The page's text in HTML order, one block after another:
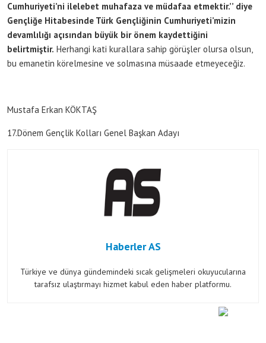
Cumhuriyeti’ni ilelebet muhafaza ve müdafaa etmektir.’’ diye
Gençliğe Hitabesinde Türk Gençliğinin Cumhuriyeti’mizin
devamlılığı açısından büyük bir önem kaydettiğini
belirtmiştir. Herhangi kati kurallara sahip görüşler olursa olsun,
bu emanetin körelmesine ve solmasına müsaade etmeyeceğiz.
Mustafa Erkan KÖKTAŞ
17.Dönem Gençlik Kolları Genel Başkan Adayı
Haberler AS
Türkiye ve dünya gündemindeki sıcak gelişmeleri okuyucularına
tarafsız ulaştırmayı hizmet kabul eden haber platformu.